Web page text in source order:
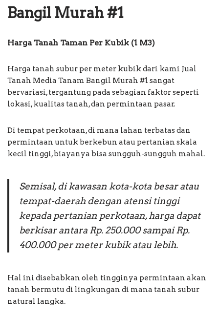
Bangil Murah #1
Harga Tanah Taman Per Kubik (1 M3)
Harga tanah subur per meter kubik dari kami Jual
Tanah Media Tanam Bangil Murah #1 sangat
bervariasi, tergantung pada sebagian faktor seperti
lokasi, kualitas tanah, dan permintaan pasar.
Di tempat perkotaan, di mana lahan terbatas dan
permintaan untuk berkebun atau pertanian skala
kecil tinggi, biayanya bisa sungguh-sungguh mahal.
Semisal, di kawasan kota-kota besar atau
tempat-daerah dengan atensi tinggi
kepada pertanian perkotaan, harga dapat
berkisar antara Rp. 250.000 sampai Rp.
400.000 per meter kubik atau lebih.
Hal ini disebabkan oleh tingginya permintaan akan
tanah bermutu di lingkungan di mana tanah subur
natural langka.